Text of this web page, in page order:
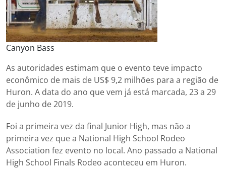
Canyon Bass
As autoridades estimam que o evento teve impacto
econômico de mais de US$ 9,2 milhões para a região de
Huron. A data do ano que vem já está marcada, 23 a 29
de junho de 2019.
Foi a primeira vez da final Junior High, mas não a
primeira vez que a National High School Rodeo
Association fez evento no local. Ano passado a National
High School Finals Rodeo aconteceu em Huron.